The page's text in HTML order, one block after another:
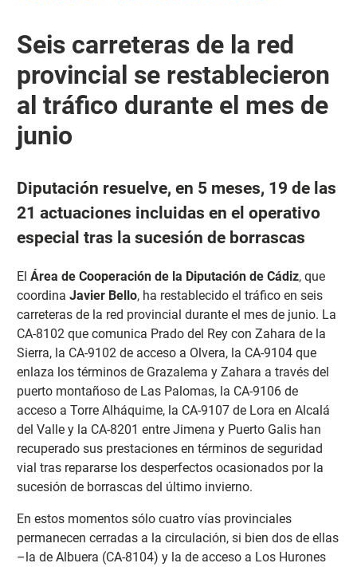
Seis carreteras de la red
provincial se restablecieron
al tráfico durante el mes de
junio
Diputación resuelve, en 5 meses, 19 de las
21 actuaciones incluidas en el operativo
especial tras la sucesión de borrascas
El Área de Cooperación de la Diputación de Cádiz, que
coordina Javier Bello, ha restablecido el tráfico en seis
carreteras de la red provincial durante el mes de junio. La
CA-8102 que comunica Prado del Rey con Zahara de la
Sierra, la CA-9102 de acceso a Olvera, la CA-9104 que
enlaza los términos de Grazalema y Zahara a través del
puerto montañoso de Las Palomas, la CA-9106 de
acceso a Torre Alháquime, la CA-9107 de Lora en Alcalá
del Valle y la CA-8201 entre Jimena y Puerto Galis han
recuperado sus prestaciones en términos de seguridad
vial tras repararse los desperfectos ocasionados por la
sucesión de borrascas del último invierno.
En estos momentos sólo cuatro vías provinciales
permanecen cerradas a la circulación, si bien dos de ellas
–la de Albuera (CA-8104) y la de acceso a Los Hurones